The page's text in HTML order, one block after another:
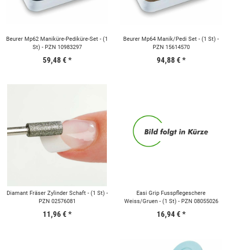
Beurer Mp62 Maniküre-Pediküre-Set - (1
St) - PZN 10983297
59,48 € *
Beurer Mp64 Manik/Pedi Set - (1 St) -
PZN 15614570
94,88 € *
Diamant Fräser Zylinder Schaft - (1 St) -
PZN 02576081
11,96 € *
Easi Grip Fusspflegeschere
Weiss/Gruen - (1 St) - PZN 08055026
16,94 € *